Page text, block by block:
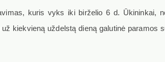
kuris vyks iki birželio 6 d. Ūkininkai,
kiekvieną uždelstą dieną galutinė paramos